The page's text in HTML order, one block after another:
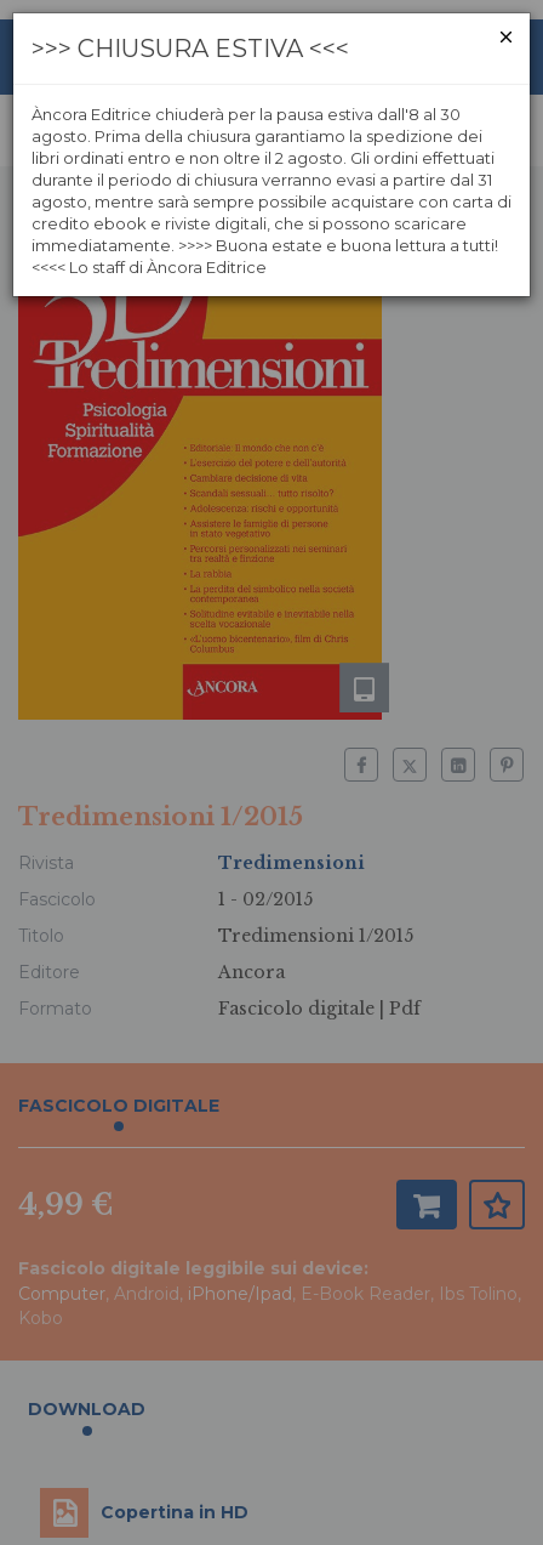
Tredimensioni 1/2015
Rivista
Tredimensioni
Fascicolo
1 - 02/2015
Titolo
Tredimensioni 1/2015
Editore
Ancora
Formato
Fascicolo digitale | Pdf
FASCICOLO DIGITALE
4,99 €
Fascicolo digitale leggibile sui device:
Computer, Android, iPhone/Ipad, E-Book Reader, Ibs Tolino,
Kobo
DOWNLOAD
Copertina in HD
>>> CHIUSURA ESTIVA <<<
Àncora Editrice chiuderà per la pausa estiva dall'8 al 30
agosto. Prima della chiusura garantiamo la spedizione dei
libri ordinati entro e non oltre il 2 agosto. Gli ordini effettuati
durante il periodo di chiusura verranno evasi a partire dal 31
agosto, mentre sarà sempre possibile acquistare con carta di
credito ebook e riviste digitali, che si possono scaricare
immediatamente. >>>> Buona estate e buona lettura a tutti!
<<<< Lo staff di Àncora Editrice